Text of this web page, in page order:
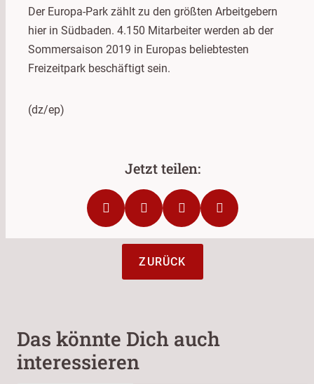
Der Europa-Park zählt zu den größten Arbeitgebern
hier in Südbaden. 4.150 Mitarbeiter werden ab der
Sommersaison 2019 in Europas beliebtesten
Freizeitpark beschäftigt sein.
(dz/ep)
ZURÜCK
Das könnte Dich auch
interessieren